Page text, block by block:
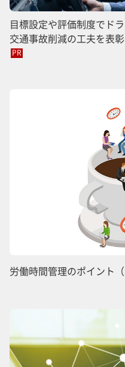
目標設定や評価制度でド
交通事故削減の工夫を表
PR
労働時間管理のポイント